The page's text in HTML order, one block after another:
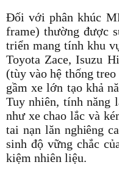
Đối với phân khúc
frame) thường được
triển mang tính khu
Toyota Zace, Isuzu
(tùy vào hệ thống
gầm xe lớn tạo khả
Tuy nhiên, tính năng
như xe chao lắc và
tai nạn lăn nghiêng
sinh độ vững chắc
kiệm nhiên liệu.